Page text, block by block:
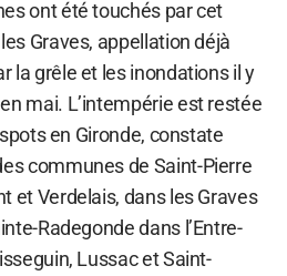
ont été touchés par cet
Graves, appellation déjà
la grêle et les inondations il y
mai. L’intempérie est restée
en Gironde, constate
communes de Saint-Pierre
et Verdelais, dans les Graves
Radegonde dans l’Entre-
Lussac et Saint-